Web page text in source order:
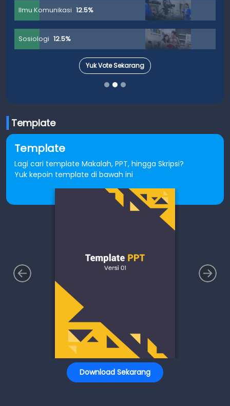
Ilmu Komunikasi 12.5%
Sosiologi 12.5%
Yuk Vote Sekarang
Template
Template
Lagi cari template Makalah, PPT, hingga Skripsi?
Yuk kepoin template di bawah ini
Download Sekarang